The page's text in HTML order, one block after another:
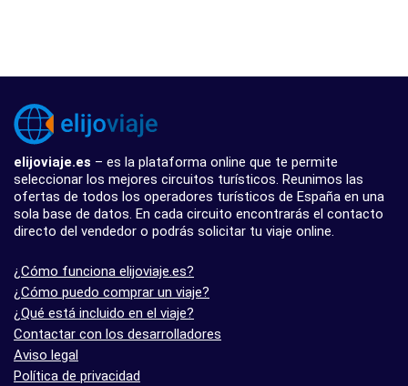
elijoviaje.es – es la plataforma online que te permite
seleccionar los mejores circuitos turísticos. Reunimos las
ofertas de todos los operadores turísticos de España en una
sola base de datos. En cada circuito encontrarás el contacto
directo del vendedor o podrás solicitar tu viaje online.
¿Cómo funciona elijoviaje.es?
¿Cómo puedo comprar un viaje?
¿Qué está incluido en el viaje?
Contactar con los desarrolladores
Aviso legal
Política de privacidad